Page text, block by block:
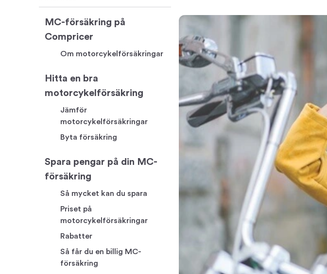
MC-försäkring på
Compricer
Om motorcykelförsäkringar
Hitta en bra
motorcykelförsäkring
Jämför
motorcykelförsäkringar
Byta försäkring
Spara pengar på din MC-
försäkring
Så mycket kan du spara
Priset på
motorcykelförsäkringar
Rabatter
Så får du en billig MC-
försäkring